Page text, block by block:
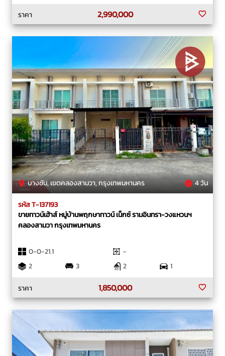
ราคา 2,990,000
บางชัน, เขตคลองสามวา, กรุงเทพมหานคร 4 วัน
รหัส T-137193
ขายทาวน์เฮ้าส์ หมู่บ้านพฤกษาทาวน์ เน็กซ์ รามอินทรา-วงแหวนฯ
คลองสามวา กรุงเทพมหานคร
0-0-21.1
-
2
3 2
1
ราคา
1,850,000